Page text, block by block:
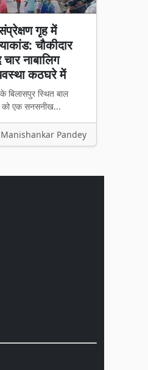
गृह में
चौकीदार
नाबालिग
कठघरे में
बिलासपुर स्थित बाल
को एक सनसनीख...
Manishankar Pandey